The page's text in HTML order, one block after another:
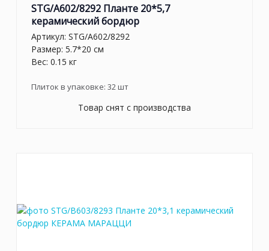
STG/A602/8292 Планте 20*5,7
керамический бордюр
Артикул: STG/A602/8292
Размер: 5.7*20 см
Вес: 0.15 кг
Плиток в упаковке: 32шт
Товар снят с производства